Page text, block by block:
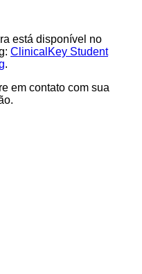
está disponível no
ClinicalKey Student
.
em contato com sua